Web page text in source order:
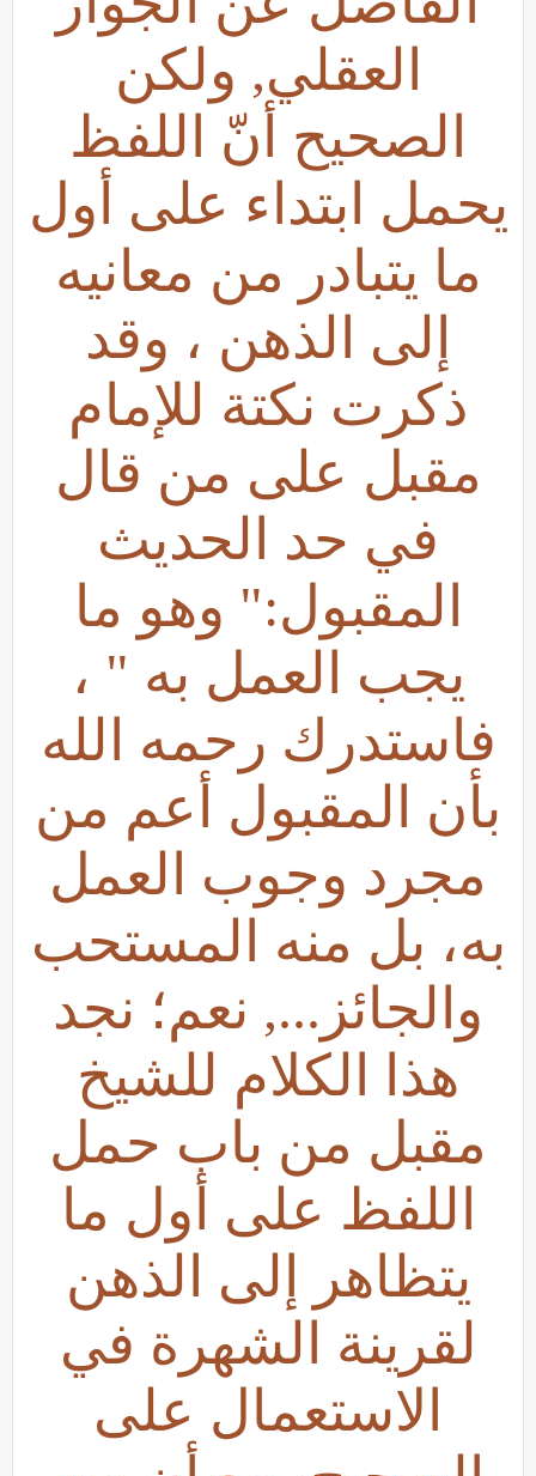
العقلي, ولكن
الصحيح أنّ اللفظ
يحمل ابتداء على أول
ما يتبادر من معانيه
إلى الذهن ، وقد
ذكرت نكتة للإمام
مقبل على من قال
في حد الحديث
المقبول:" وهو ما
يجب العمل به " ،
فاستدرك رحمه الله
بأن المقبول أعم من
مجرد وجوب العمل
به، بل منه المستحب
والجائز..., نعم؛ نجد
هذا الكلام للشيخ
مقبل من باب حمل
اللفظ على أول ما
يتظاهر إلى الذهن
لقرينة الشهرة في
الاستعمال على